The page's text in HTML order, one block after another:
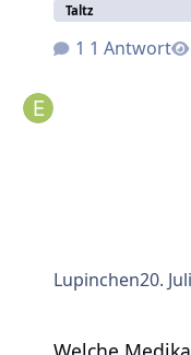
Taltz
1 Antwort
Lupinchen20.